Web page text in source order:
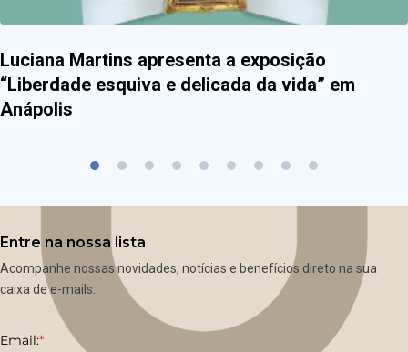
Luciana Martins apresenta a exposição
“Liberdade esquiva e delicada da vida” em
Anápolis
Entre na nossa lista
Acompanhe nossas novidades, notícias e benefícios direto na sua
caixa de e-mails.
Email:*